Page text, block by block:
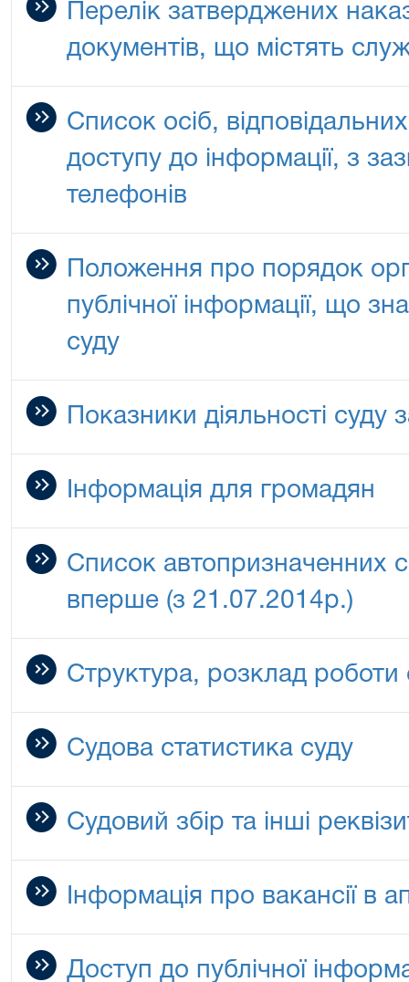
Перелік затверджених
документів, що містять
Список осіб,
доступу до інформації, з
телефонів
Положення про порядок
публічної інформації, що
суду
Показники діяльності суду
Інформація для громадян
Список автопризначенних
вперше (з 21.07.2014р.)
Структура, розклад роботи
Судова статистика суду
Судовий збір та інші
Інформація про вакансії в
Доступ до публічної